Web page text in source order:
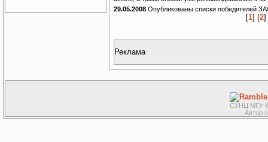
29.05.2008 Опубликованы списки победителей
[1] [2]
Реклама
СУНЦ МГУ ©
Автор